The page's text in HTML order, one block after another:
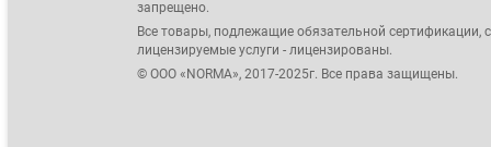
запрещено.
Все товары, подлежащие обязательной сертификации,
лицензируемые услуги - лицензированы.
© ООО «NORMA», 2017-2025г. Все права защищены.